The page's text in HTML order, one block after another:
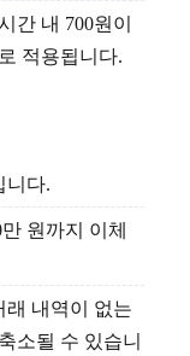
간 내 700원이
적용됩니다.
니다.
원까지 이체
래 내역이 없는
소될 수 있습니